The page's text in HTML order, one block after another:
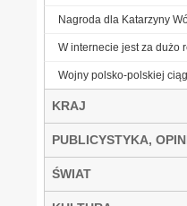
Nagroda dla Katarzyny
W internecie jest za dużo
Wojny polsko-polskiej
KRAJ
PUBLICYSTYKA,
ŚWIAT